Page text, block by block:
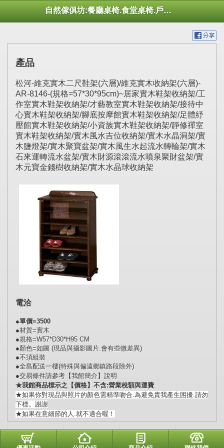
自然傢俱坊:餐廳桌椅.食堂桌椅.戶外桌椅.休閒桌椅.幼托桌椅.庭院市集陽傘
產品
松河-維克實木二尺鞋架(六層)/維克實木收納架(六層)-
AR-8146-(規格=57*30*95cm)~居家實木鞋架收納架/工
作室實木鞋架收納架/才藝教室實木鞋架收納架/接待中
心實木鞋架收納架/腳底按摩館實木鞋架收納架/足體紓
壓館實木鞋架收納架/小資族實木鞋架收納架/靜修禪室
實木鞋架收納架/實木風水吉位收納架/實木水晶洞架/實
木鹽燈架/實木聚寶盆架/實木風生水起流水轉輪架/實木
石來運轉流水盆架/實木財源滾滾流水噴泉聚財盆架/實
木元寶金錢樹收納架/實木水晶球收納架
電洽
●單價=3500
●材質=實木
●規格=W57*D30*H95 CM
●顏色=如圖 (現品與攝影圖片.會有些微差異)
●不須組裝
●全島配送一樓(特殊與偏遠鄉鎮路段除外)
●交易條件請參考【我館簡介】說明
★我館商品標示之【價格】不含:營業稅額與運費
★如果你對現品與照片的顏色需精準吻合.為避免貴我產生困擾.請勿
下標。謝謝
★如果在意細節的人.就不適合喔！